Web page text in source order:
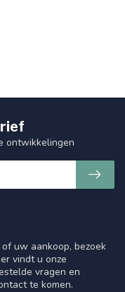
uw aankoop, bezoek
vindt u onze
vragen en
te komen.
ontwikkelingen